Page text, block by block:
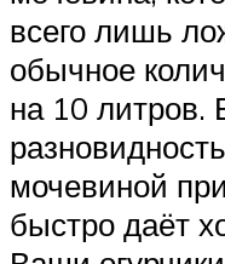
всего лишь
обычное
на 10 литров.
мочевиной
быстро даёт